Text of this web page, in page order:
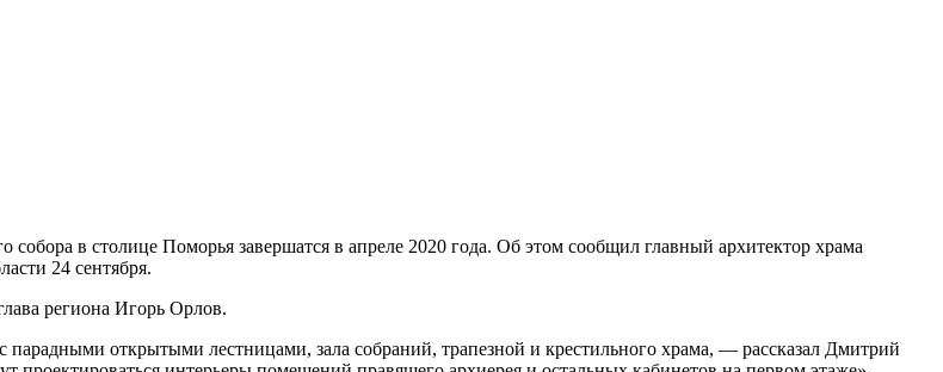
в столице Поморья завершатся в апреле 2020 года. Об этом сообщил главный архитектор храма
24 сентября.
региона Игорь Орлов.
парадными открытыми лестницами, зала собраний, трапезной и крестильного храма, — рассказал Дмитрий